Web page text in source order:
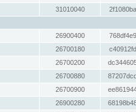
31010040
26900400
26700180
26700200
26700880
26700900
26900280